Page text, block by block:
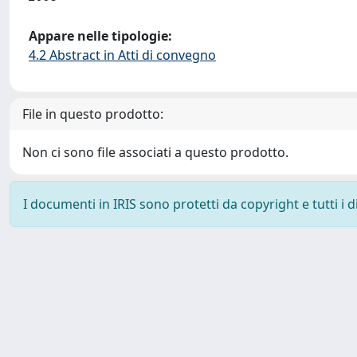
Appare nelle tipologie:
4.2 Abstract in Atti di convegno
File in questo prodotto:
Non ci sono file associati a questo prodotto.
I documenti in IRIS sono protetti da copyright e tutti i